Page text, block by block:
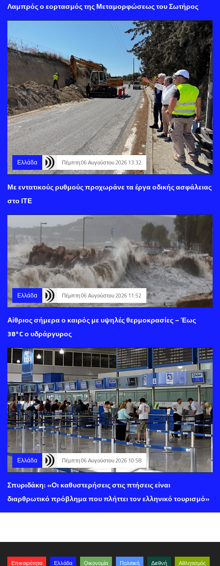
Λαμπρός ο εορτασμός της Μεταμορφώσεως του Σωτήρος
Ελλάδα Πέμπτη 06 Αυγούστου 2026 13:32
Με εντατικούς ρυθμούς προχωράνε τα έργα οδικής ασφάλειας
στο ΙΤΕ
Ελλάδα Πέμπτη 06 Αυγούστου 2026 11:52
Αίθριος σήμερα ο καιρός με υψηλές θερμοκρασίες – Έως
38°C ο υδράργυρος
Ελλάδα Πέμπτη 06 Αυγούστου 2026 10:58
Σπυριδάκη: «Οι καθυστερήσεις στις πτήσεις είναι
διαρθρωτικό πρόβλημα που πλήττει τον ελληνικό τουρισμό»
Επικαιρότητα Ελλάδα Οικονομία Πολιτική Διεθνή Αθλητισμός